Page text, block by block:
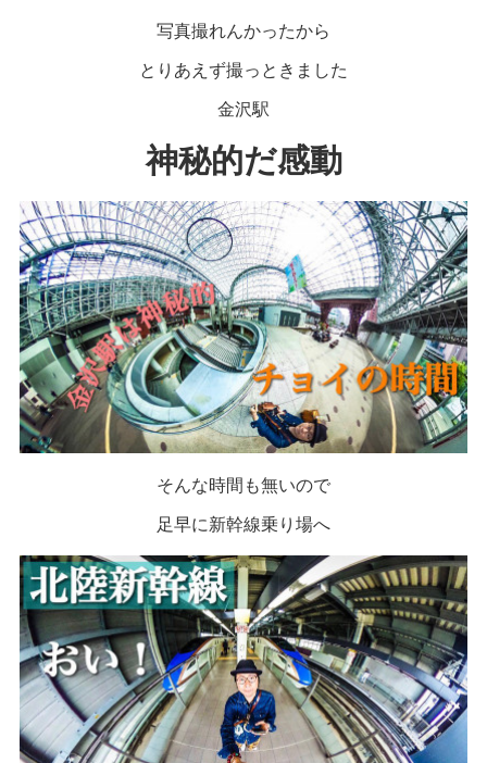
写真撮れんかったから
とりあえず撮っときました
金沢駅
神秘的だ感動
そんな時間も無いので
足早に新幹線乗り場へ